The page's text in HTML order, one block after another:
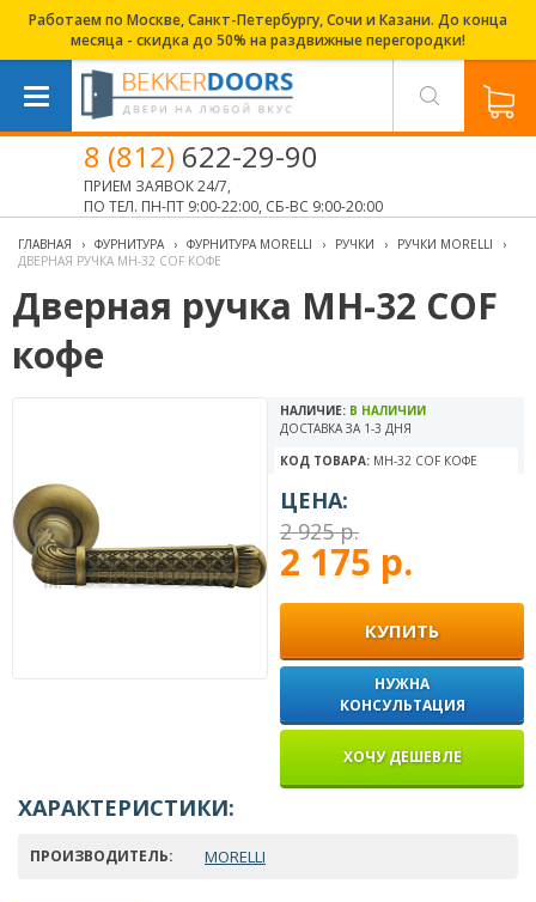
Работаем по Москве, Санкт-Петербургу, Сочи и Казани. До конца
месяца - скидка до 50% на раздвижные перегородки!
8 (812) 622-29-90
ПРИЕМ ЗАЯВОК 24/7,
ПО ТЕЛ. ПН-ПТ 9:00-22:00, СБ-ВС 9:00-20:00
ГЛАВНАЯ › ФУРНИТУРА › ФУРНИТУРА MORELLI › РУЧКИ › РУЧКИ MORELLI
›
ДВЕРНАЯ РУЧКА MH-32 COF КОФЕ
Дверная ручка MH-32 COF
кофе
НАЛИЧИЕ: В НАЛИЧИИ
ДОСТАВКА ЗА 1-3 ДНЯ
КОД ТОВАРА: MH-32 COF КОФЕ
ЦЕНА:
2 925 р.
2 175 р.
КУПИТЬ
НУЖНА
КОНСУЛЬТАЦИЯ
ХОЧУ ДЕШЕВЛЕ
ХАРАКТЕРИСТИКИ:
ПРОИЗВОДИТЕЛЬ: MORELLI